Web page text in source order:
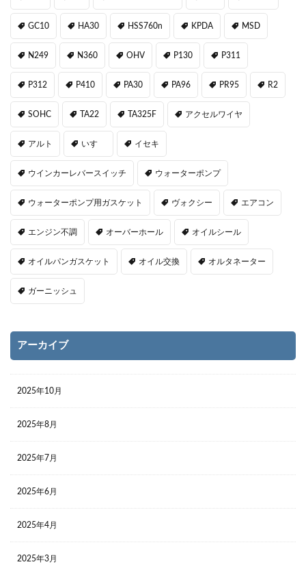
GC10 HA30 HSS760n KPDA MSD
N249 N360 OHV P130 P311
P312 P410 PA30 PA96 PR95 R2
SOHC TA22 TA325F アクセルワイヤ
アルト いすゞ イセキ
ウインカーレバースイッチ ウォーターポンプ
ウォーターポンプ用ガスケット ヴォクシー エアコン
エンジン不調 オーバーホール オイルシール
オイルパンガスケット オイル交換 オルタネーター
ガーニッシュ
アーカイブ
2025年10月
2025年8月
2025年7月
2025年6月
2025年4月
2025年3月